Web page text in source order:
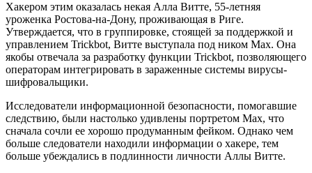
Хакером этим оказалась некая Алла Витте, 55-летняя
уроженка Ростова-на-Дону, проживающая в Риге.
Утверждается, что в группировке, стоящей за поддержкой и
управлением Trickbot, Витте выступала под ником Max. Она
якобы отвечала за разработку функции Trickbot, позволяющего
операторам интегрировать в зараженные системы вирусы-
шифровальщики.
Исследователи информационной безопасности, помогавшие
следствию, были настолько удивлены портретом Max, что
сначала сочли ее хорошо продуманным фейком. Однако чем
больше следователи находили информации о хакере, тем
больше убеждались в подлинности личности Аллы Витте.